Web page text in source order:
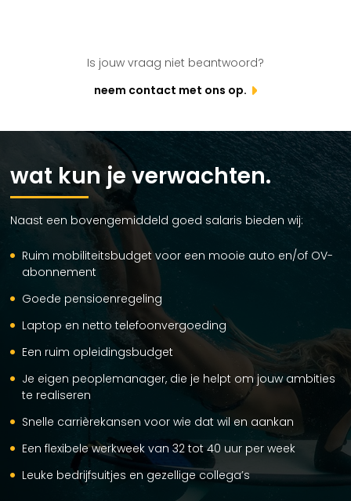
Is jouw vraag niet beantwoord?
neem contact met ons op.
wat kun je verwachten.
Naast een bovengemiddeld goed salaris bieden wij:
Ruim mobiliteitsbudget voor een mooie auto en/of OV-
abonnement
Goede pensioenregeling
Laptop en netto telefoonvergoeding
Een ruim opleidingsbudget
Je eigen peoplemanager, die je helpt om jouw ambities
te realiseren
Snelle carrièrekansen voor wie dat wil en aankan
Een flexibele werkweek van 32 tot 40 uur per week
Leuke bedrijfsuitjes en gezellige collega’s